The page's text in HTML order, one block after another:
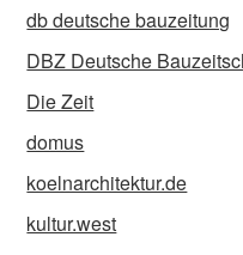
db deutsche bauzeitung
DBZ Deutsche
Die Zeit
domus
koelnarchitektur.de
kultur.west